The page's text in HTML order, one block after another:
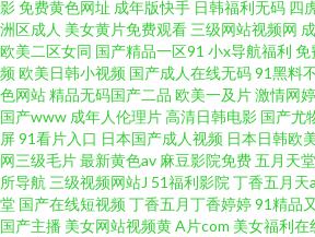
影免费黄色网址 成年版快手 日韩福利无码 四
洲区成人 美女黄片免费观看 三级网站视频网
欧美二区女同 国产精品一区91 小x导航福利 免
频欧美日韩小视频 国产成人在线无码91黑料
色网站精品无码国产二品 欧美一及片激情网
国产www 成年人伦理片高清日韩电影 国产尤
屏91看片入口 日本国产成人视频 日本日韩欧
网三级毛片最新黄色av 麻豆影院免费五月天
所导航 三级视频网站J 51福利影院 丁香五月天
堂 国产在线短视频丁香五月丁香婷婷91精品又
国产主播 美女网站视频黄A片com 美女福利在